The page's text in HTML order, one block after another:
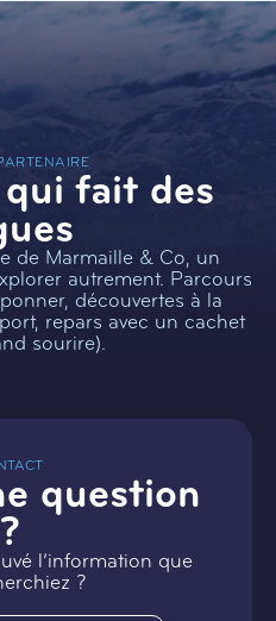
fait des
de Marmaille & Co, un
autrement. Parcours
découvertes à la
repars avec un cachet
sourire).
question
?
l’information que
?